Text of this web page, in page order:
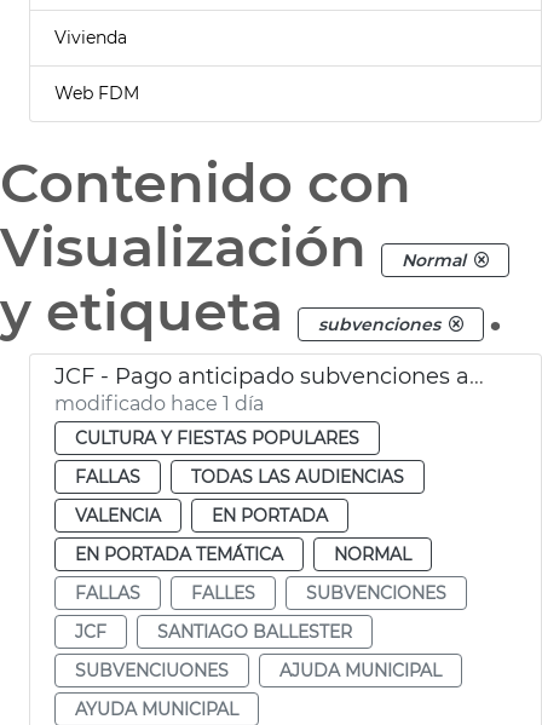
Vivienda
Web FDM
Contenido con
Visualización
Normal
y etiqueta subvenciones .
JCF - Pago anticipado subvenciones agrupaciones de falla
modificado hace 1 día
CULTURA Y FIESTAS POPULARES
FALLAS
TODAS LAS AUDIENCIAS
VALENCIA
EN PORTADA
EN PORTADA TEMÁTICA
NORMAL
FALLAS
FALLES
SUBVENCIONES
JCF
SANTIAGO BALLESTER
SUBVENCIUONES
AJUDA MUNICIPAL
AYUDA MUNICIPAL